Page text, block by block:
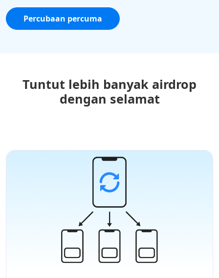
Percubaan percuma
Tuntut lebih banyak airdrop
dengan selamat